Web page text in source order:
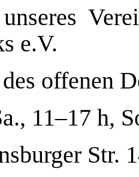
e.V.
offenen
11–17 h,
Str.